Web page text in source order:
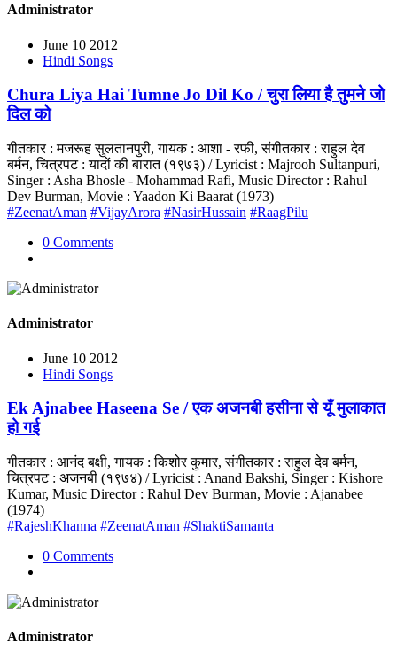
Administrator
June 10 2012
Hindi Songs
Chura Liya Hai Tumne Jo Dil Ko / चुरा लिया है तुमने जो
दिल को
गीतकार : मजरूह सुलतानपुरी, गायक : आशा - रफी, संगीतकार : राहुल देव
बर्मन, चित्रपट : यादों की बारात (१९७३) / Lyricist : Majrooh Sultanpuri,
Singer : Asha Bhosle - Mohammad Rafi, Music Director : Rahul
Dev Burman, Movie : Yaadon Ki Baarat (1973)
#ZeenatAman #VijayArora #NasirHussain #RaagPilu
0 Comments
Administrator
June 10 2012
Hindi Songs
Ek Ajnabee Haseena Se / एक अजनबी हसीना से यूँ मुलाकात
हो गई
गीतकार : आनंद बक्षी, गायक : किशोर कुमार, संगीतकार : राहुल देव बर्मन,
चित्रपट : अजनबी (१९७४) / Lyricist : Anand Bakshi, Singer : Kishore
Kumar, Music Director : Rahul Dev Burman, Movie : Ajanabee
(1974)
#RajeshKhanna #ZeenatAman #ShaktiSamanta
0 Comments
Administrator